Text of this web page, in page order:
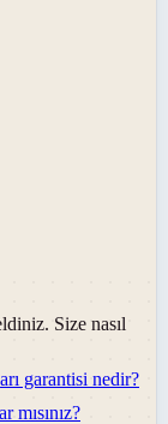
Size nasıl
garantisi nedir?
mısınız?